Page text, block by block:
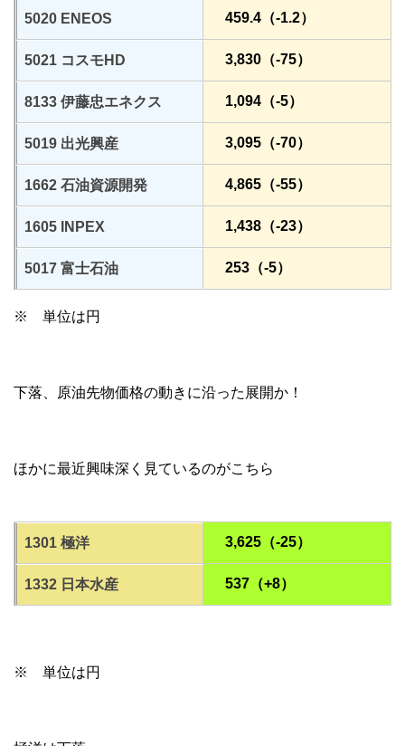
5020 ENEOS 459.4（-1.2）
5021 コスモHD 3,830（-75）
8133 伊藤忠エネクス 1,094（-5）
5019 出光興産 3,095（-70）
1662 石油資源開発 4,865（-55）
1605 INPEX 1,438（-23）
5017 富士石油 253（-5）
※ 単位は円
下落、原油先物価格の動きに沿った展開か！
ほかに最近興味深く見ているのがこちら
1301 極洋 3,625（-25）
1332 日本水産 537（+8）
※ 単位は円